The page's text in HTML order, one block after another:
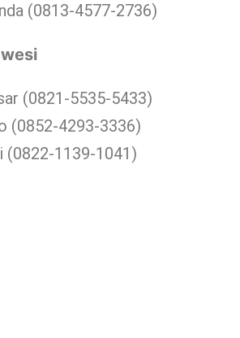
(0813-4577-2736)
(0821-5535-5433)
(0852-4293-3336)
(0822-1139-1041)